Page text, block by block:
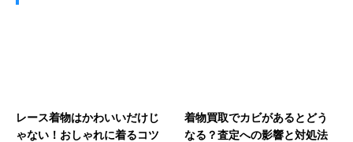
レース着物はかわいいだけじ
ゃない！おしゃれに着るコツ
着物買取でカビがあるとどう
なる？査定への影響と対処法